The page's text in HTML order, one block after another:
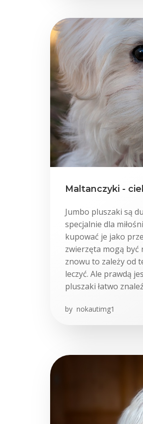
Maltanczyki -
Jumbo pluszaki są
specjalnie dla
kupować je jako
zwierzęta mogą być
znowu to zależy od
leczyć. Ale prawdą
pluszaki łatwo
by nokautimg1